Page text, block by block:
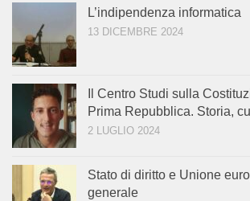
L’indipendenza informatica
13 DICEMBRE 2024
Il Centro Studi sulla
Prima Repubblica. Storia,
2 LUGLIO 2024
Stato di diritto e Unione
generale